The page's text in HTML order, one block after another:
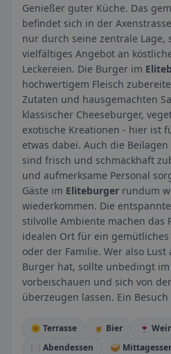
Genießer guter Küche. Das
befindet sich in der
nur durch seine zentrale Lage,
vielfältiges Angebot an
Leckereien. Die Burger im
hochwertigem Fleisch
Zutaten und hausgemachten
klassischer Cheeseburger,
exotische Kreationen - hier ist
etwas dabei. Auch die
sind frisch und schmackhaft
und aufmerksame Personal
Gäste im Eliteburger rundum
wiederkommen. Die
stilvolle Ambiente machen das
idealen Ort für ein gemütliches
oder der Familie. Wer also
Burger hat, sollte unbedingt im
vorbeischauen und sich von
überzeugen lassen. Ein
🌞 Terrasse 🍺 Bier 🍷
🍽️ Abendessen
🥪